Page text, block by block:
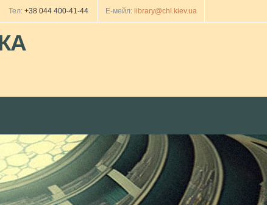
Тел: +38 044 400-41-44 Е-мейл: library@chl.kiev.ua